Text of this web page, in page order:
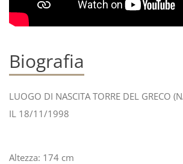
Biografia
LUOGO DI NASCITA TORRE DEL GRECO
IL 18/11/1998
Altezza: 174 cm